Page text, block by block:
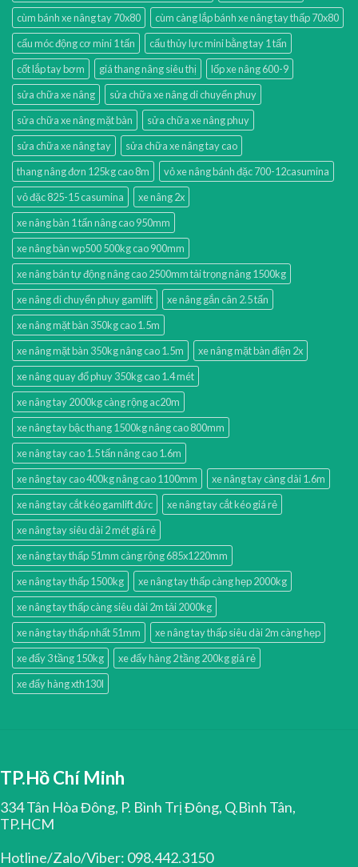
cùm bánh xe nâng tay 70x80
cùm càng lắp bánh xe nâng tay thấp 70x80
cẩu móc động cơ mini 1 tấn
cẩu thủy lực mini bằng tay 1 tấn
cốt lắp tay bơm
giá thang nâng siêu thị
lốp xe nâng 600-9
sửa chữa xe nâng
sửa chữa xe nâng di chuyển phuy
sửa chữa xe nâng mặt bàn
sửa chữa xe nâng phuy
sửa chữa xe nâng tay
sửa chữa xe nâng tay cao
thang nâng đơn 125kg cao 8m
vỏ xe nâng bánh đặc 700-12casumina
vỏ đặc 825-15 casumina
xe nâng 2x
xe nâng bàn 1 tấn nâng cao 950mm
xe nâng bàn wp500 500kg cao 900mm
xe nâng bán tự động nâng cao 2500mm tải trọng nâng 1500kg
xe nâng di chuyển phuy gamlift
xe nâng gắn cân 2.5 tấn
xe nâng mặt bàn 350kg cao 1.5m
xe nâng mặt bàn 350kg nâng cao 1.5m
xe nâng mặt bàn điện 2x
xe nâng quay đổ phuy 350kg cao 1.4 mét
xe nâng tay 2000kg càng rộng ac20m
xe nâng tay bậc thang 1500kg nâng cao 800mm
xe nâng tay cao 1.5 tấn nâng cao 1.6m
xe nâng tay cao 400kg nâng cao 1100mm
xe nâng tay càng dài 1.6m
xe nâng tay cắt kéo gamlift đức
xe nâng tay cắt kéo giá rẻ
xe nâng tay siêu dài 2 mét giá rẻ
xe nâng tay thấp 51mm càng rộng 685x1220mm
xe nâng tay thấp 1500kg
xe nâng tay thấp càng hẹp 2000kg
xe nâng tay thấp càng siêu dài 2m tải 2000kg
xe nâng tay thấp nhất 51mm
xe nâng tay thấp siêu dài 2m càng hẹp
xe đẩy 3 tầng 150kg
xe đẩy hàng 2 tầng 200kg giá rẻ
xe đẩy hàng xth130l
TP.Hồ Chí Minh
334 Tân Hòa Đông, P. Bình Trị Đông, Q.Bình Tân,
TP.HCM
Hotline/Zalo/Viber: 098.442.3150